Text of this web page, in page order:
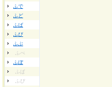
ふで
ふど
ふば
ふび
ふぶ
ふべ
ふぼ
ふぱ
ふぴ